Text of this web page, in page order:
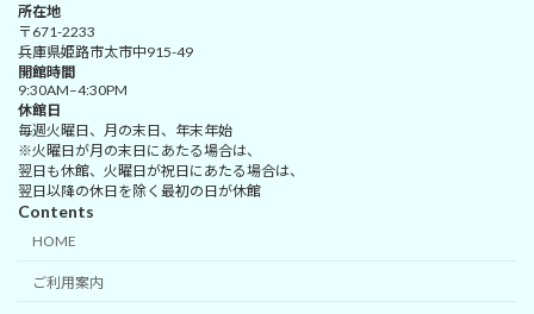
所在地
〒671-2233
兵庫県姫路市太市中915-49
開館時間
9:30AM–4:30PM
休館日
毎週火曜日、月の末日、年末年始
※火曜日が月の末日にあたる場合は、
翌日も休館、火曜日が祝日にあたる場合は、
翌日以降の休日を除く最初の日が休館
Contents
HOME
ご利用案内